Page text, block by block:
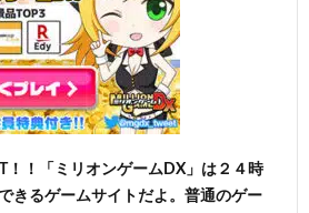
！！「ミリオンゲームDX」は２４時
きるゲームサイトだよ。普通のゲー